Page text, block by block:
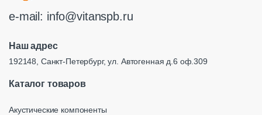
e-mail: info@vitanspb.ru
Наш адрес
192148, Санкт-Петербург, ул. Автогенная д.6 оф.309
Каталог товаров
Акустические компоненты